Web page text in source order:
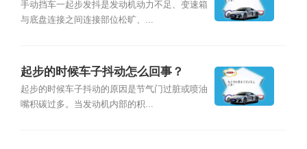
手动挡车一起步发抖是发动机动力不足、变速箱
与底盘连接之间连接部位松旷、...
起步的时候车子抖动怎么回事？
起步的时候车子抖动的原因是节气门过脏或喷油
嘴积碳过多。当发动机内部的积...